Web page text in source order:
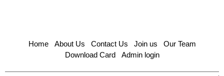
Home About Us Contact Us Join us
Our Team
Download Card
Admin login